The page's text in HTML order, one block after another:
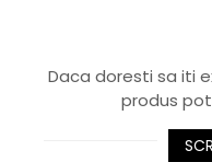
Daca doresti sa iti
produs